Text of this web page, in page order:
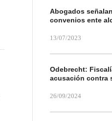
Abogados
convenios ente
13/07/2023
Odebrecht:
acusación contra
26/09/2024